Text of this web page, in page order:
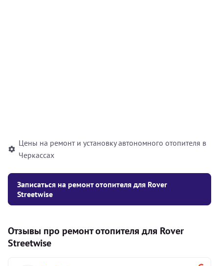
Цены на ремонт и установку автономного отопителя в
Черкассах
Записаться на ремонт отопителя для Rover
Streetwise
Отзывы про ремонт отопителя для Rover
Streetwise